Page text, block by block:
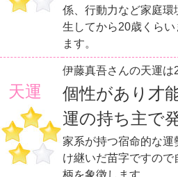
係、行動力など家庭環
生してから20歳くら
ます。
天運
伊藤真吾さんの天運は
個性があり才
運の持ち主で
家系が持つ宿命的な運
け継いだ苗字ですの
柄を象徴します。